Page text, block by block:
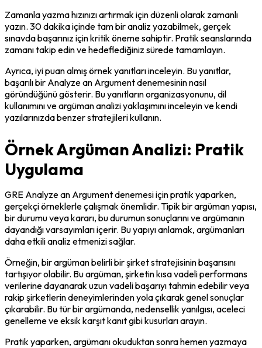
Zamanla yazma hızınızı artırmak için düzenli olarak zamanlı
yazın. 30 dakika içinde tam bir analiz yazabilmek, gerçek
sınavda başarınız için kritik öneme sahiptir. Pratik seanslarında
zamanı takip edin ve hedeflediğiniz sürede tamamlayın.
Ayrıca, iyi puan almış örnek yanıtları inceleyin. Bu yanıtlar,
başarılı bir Analyze an Argument denemesinin nasıl
göründüğünü gösterir. Bu yanıtların organizasyonunu, dil
kullanımını ve argüman analizi yaklaşımını inceleyin ve kendi
yazılarınızda benzer stratejileri kullanın.
Örnek Argüman Analizi: Pratik
Uygulama
GRE Analyze an Argument denemesi için pratik yaparken,
gerçekçi örneklerle çalışmak önemlidir. Tipik bir argüman yapısı,
bir durumu veya kararı, bu durumun sonuçlarını ve argümanın
dayandığı varsayımları içerir. Bu yapıyı anlamak, argümanları
daha etkili analiz etmenizi sağlar.
Örneğin, bir argüman belirli bir şirket stratejisinin başarısını
tartışıyor olabilir. Bu argüman, şirketin kısa vadeli performans
verilerine dayanarak uzun vadeli başarıyı tahmin edebilir veya
rakip şirketlerin deneyimlerinden yola çıkarak genel sonuçlar
çıkarabilir. Bu tür bir argümanda, nedensellik yanılgısı, aceleci
genelleme ve eksik karşıt kanıt gibi kusurları arayın.
Pratik yaparken, argümanı okuduktan sonra hemen yazmaya